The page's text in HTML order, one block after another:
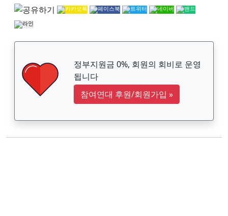
정부지원금 0%, 회원의 회비로 운영
됩니다
참여연대 후원/회원가입 »